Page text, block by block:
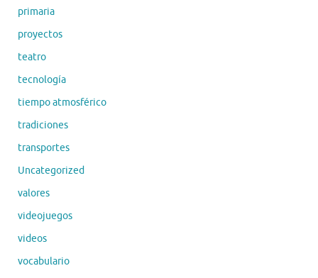
primaria
proyectos
teatro
tecnología
tiempo atmosférico
tradiciones
transportes
Uncategorized
valores
videojuegos
videos
vocabulario